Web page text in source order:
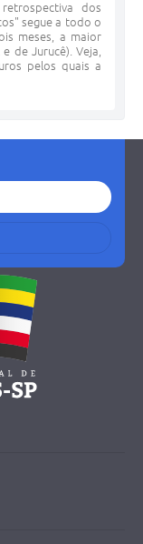
dos
segue a todo o
meses, a maior
de Jurucê). Veja,
pelos quais a